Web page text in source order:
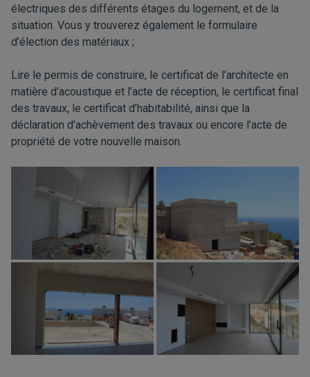
électriques des différents étages du logement, et de la
situation. Vous y trouverez également le formulaire
d’élection des matériaux ;
Lire le permis de construire, le certificat de l’architecte en
matière d’acoustique et l’acte de réception, le certificat final
des travaux, le certificat d’habitabilité, ainsi que la
déclaration d’achèvement des travaux ou encore l’acte de
propriété de votre nouvelle maison.